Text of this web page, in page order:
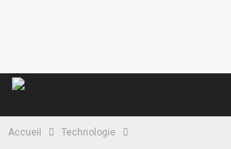
Accueil Technologie